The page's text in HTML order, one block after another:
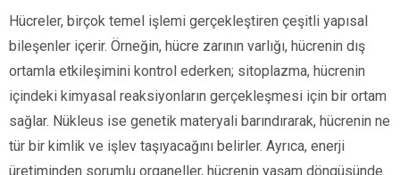
Hücreler, birçok temel işlemi gerçekleştiren çeşitli yapısal
bileşenler içerir. Örneğin, hücre zarının varlığı, hücrenin dış
ortamla etkileşimini kontrol ederken; sitoplazma, hücrenin
içindeki kimyasal reaksiyonların gerçekleşmesi için bir ortam
sağlar. Nükleus ise genetik materyali barındırarak, hücrenin ne
tür bir kimlik ve işlev taşıyacağını belirler. Ayrıca, enerji
üretiminden sorumlu organeller, hücrenin yaşam döngüsünde